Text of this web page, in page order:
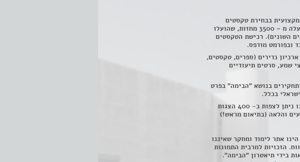
מקצועית בבחירת טקסטים
ומונולוגים (מתוך למעלה מ – 3500 מחזות, שהועלו
השונים). רכישת הטקסטים
ובפורמט מודפס.
נדירים (ספרים, טקסטים,
שמע, סרטים תיעודיים
בנושא "הבימה" בפרט
בכלל.
חדר הצפייה מרווח ובו ניתן לצפות ב- 400 הצגות
והלאה (בתיאום מראש!)
אתר לימוד ומחקר שאיננו
הזכויות למרבית התמונות
בידי תיאטרון "הבימה".